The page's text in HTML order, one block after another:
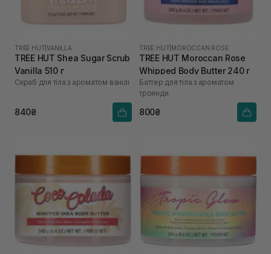
TREE HUT |VANILLA
TREE HUT Shea Sugar Scrub
Vanilla 510 г
Скраб для тіла з ароматом ванілі
840₴
TREE HUT MOROCCAN ROSE
TREE HUT Moroccan Rose
Whipped Body Butter 240 г
Баттер для тіла з ароматом
троянди
800₴